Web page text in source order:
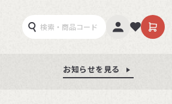
お知らせを見る
お知らせを見る
お知らせを見る